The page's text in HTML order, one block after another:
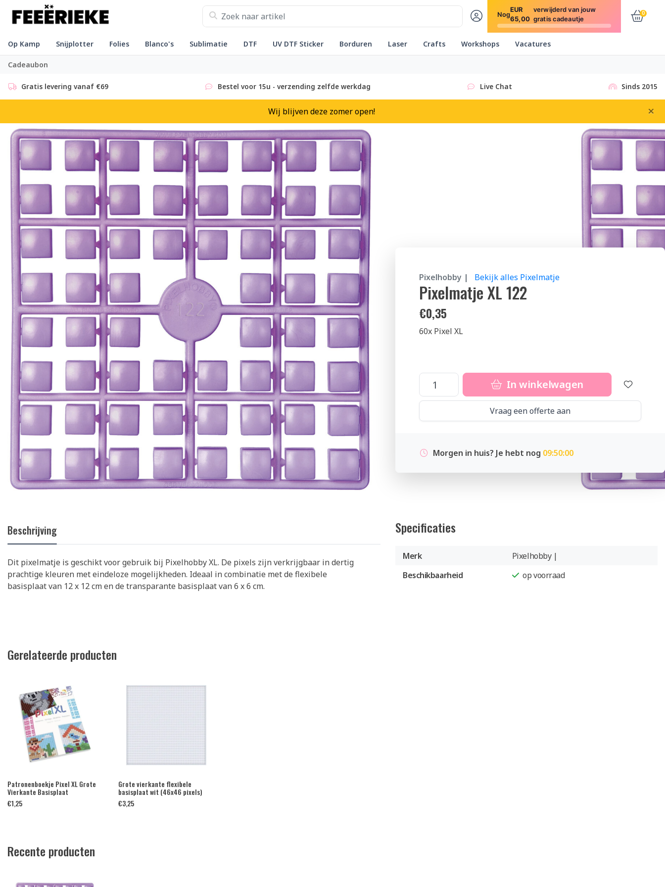
Nog
EUR
65,00
verwijderd van jouw
gratis cadeautje
0
Op Kamp Snijplotter Folies Blanco's Sublimatie DTF UV DTF Sticker Borduren Laser Crafts Workshops Vacatures
Cadeaubon
Gratis levering vanaf €69 Bestel voor 15u - verzending zelfde werkdag Live Chat Sinds 2015
Wij blijven deze zomer open! ×
Pixelhobby | Bekijk alles Pixelmatje
Pixelmatje XL 122
€0,35
60x Pixel XL
In winkelwagen
Vraag een offerte aan
Morgen in huis? Je hebt nog 09:49:59
Beschrijving
Dit pixelmatje is geschikt voor gebruik bij Pixelhobby XL. De pixels zijn verkrijgbaar in dertig
prachtige kleuren met eindeloze mogelijkheden. Ideaal in combinatie met de flexibele
basisplaat van 12 x 12 cm en de transparante basisplaat van 6 x 6 cm.
Specificaties
Merk
Pixelhobby |
Beschikbaarheid
op voorraad
Gerelateerde producten
Patronenboekje Pixel XL Grote
Vierkante Basisplaat
€1,25
Grote vierkante flexibele
basisplaat wit (46x46 pixels)
€3,25
Recente producten